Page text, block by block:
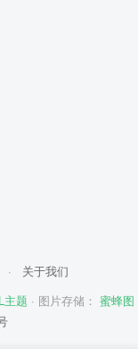
·
关于我们
主题 · 图片存储： 蜜蜂图